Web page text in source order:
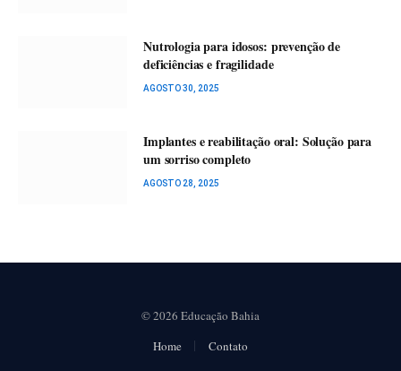
Nutrologia para idosos: prevenção de
deficiências e fragilidade
AGOSTO 30, 2025
Implantes e reabilitação oral: Solução para
um sorriso completo
AGOSTO 28, 2025
© 2026 Educação Bahia
Home
Contato